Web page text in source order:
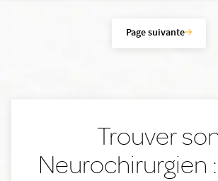
Page suivante
Trouver
Neurochirurgien